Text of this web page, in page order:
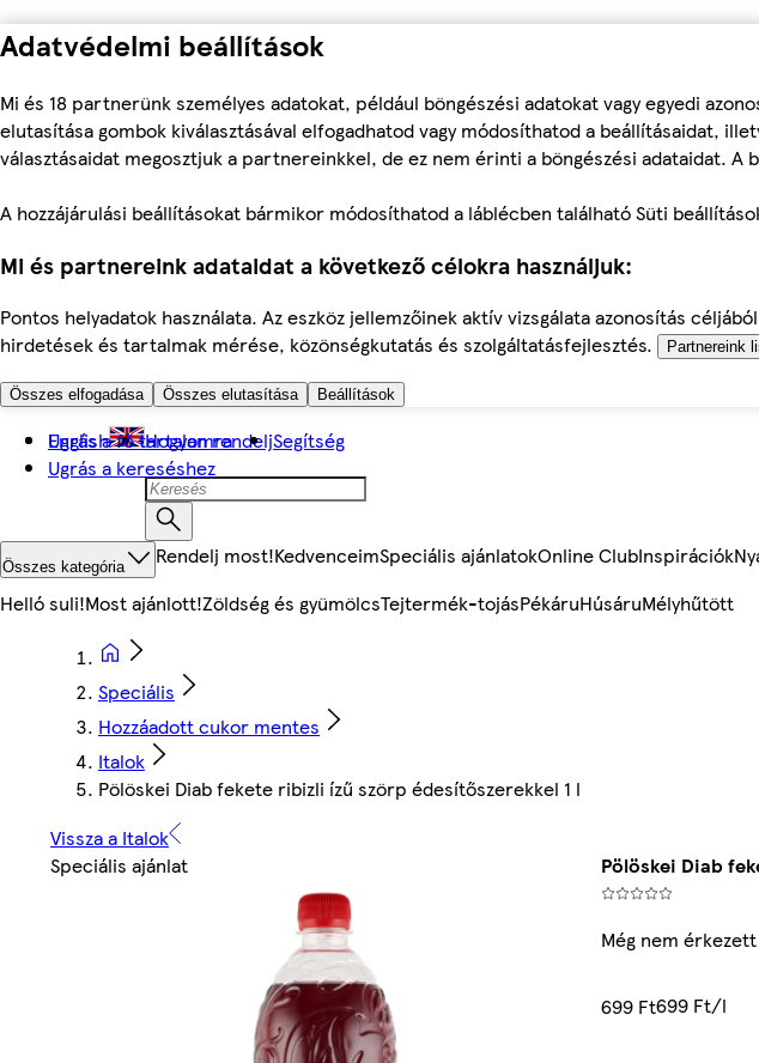
Adatvédelmi beállítások
Mi és 18 partnerünk személyes adatokat, például böngészési adatokat vagy egyedi
elutasítása gombok kiválasztásával elfogadhatod vagy módosíthatod a beállításaidat,
választásaidat megosztjuk a partnereinkkel, de ez nem érinti a böngészési adataidat.
A hozzájárulási beállításokat bármikor módosíthatod a láblécben található Süti
Mi és partnereink adataidat a következő célokra használjuk:
Pontos helyadatok használata. Az eszköz jellemzőinek aktív vizsgálata azonosítás
hirdetések és tartalmak mérése, közönségkutatás és szolgáltatásfejlesztés.
Partnereink
Összes elfogadása Összes elutasítása Beállítások
Ugrás a fő tartalomra
Ugrás a kereséshez
English Hogyan rendeljSegítség
Összes kategória Rendelj most!KedvenceimSpeciális ajánlatokOnline ClubInspirációk
Helló suli!Most ajánlott!Zöldség és gyümölcsTejtermék-tojásPékáruHúsáruMélyhűtött
Speciális
Hozzáadott cukor mentes
Italok
Pölöskei Diab fekete ribizli ízű szörp édesítőszerekkel 1 l
Vissza a Italok
Speciális ajánlat
Pölöskei Diab
Még nem
699 Ft699 Ft/l